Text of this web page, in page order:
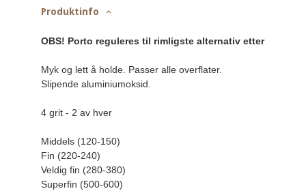
Produktinfo
OBS! Porto reguleres til rimligste alternativ etter
Myk og lett å holde. Passer alle overflater.
Slipende aluminiumoksid.
4 grit - 2 av hver
Middels (120-150)
Fin (220-240)
Veldig fin (280-380)
Superfin (500-600)